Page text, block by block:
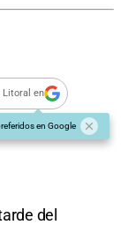
Litoral en
en Google
del